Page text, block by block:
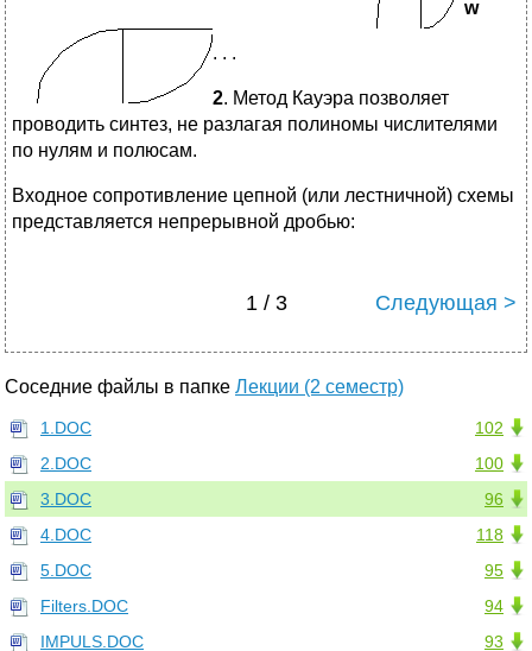
w
. . .
2. Метод Кауэра позволяет
проводить синтез, не разлагая полиномы числителями
по нулям и полюсам.
Входное сопротивление цепной (или лестничной) схемы
представляется непрерывной дробью:
1 / 3 Следующая >
Соседние файлы в папке Лекции (2 семестр)
102
1.DOC
100
2.DOC
96
3.DOC
118
4.DOC
95
5.DOC
94
Filters.DOC
93
IMPULS.DOC